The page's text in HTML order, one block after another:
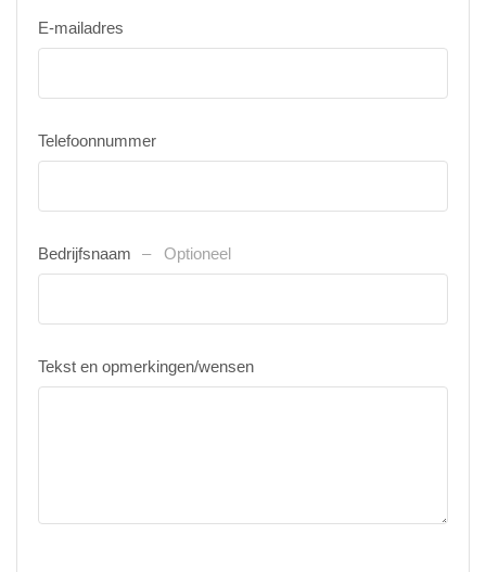
E-mailadres
Telefoonnummer
Bedrijfsnaam Optioneel
Tekst en opmerkingen/wensen